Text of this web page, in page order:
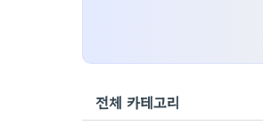
전체 카테고리